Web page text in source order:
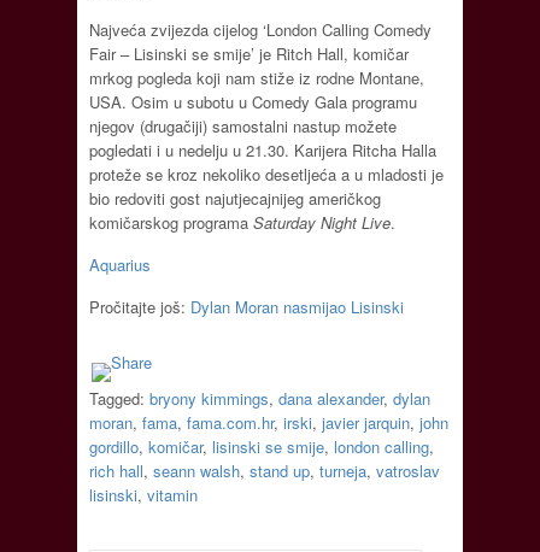
Najveća zvijezda cijelog ‘London Calling Comedy
Fair – Lisinski se smije’ je Ritch Hall, komičar
mrkog pogleda koji nam stiže iz rodne Montane,
USA. Osim u subotu u Comedy Gala programu
njegov (drugačiji) samostalni nastup možete
pogledati i u nedelju u 21.30. Karijera Ritcha Halla
proteže se kroz nekoliko desetljeća a u mladosti je
bio redoviti gost najutjecajnijeg američkog
komičarskog programa Saturday Night Live.
Aquarius
Pročitajte još: Dylan Moran nasmijao Lisinski
Tagged: bryony kimmings, dana alexander, dylan
moran, fama, fama.com.hr, irski, javier jarquin, john
gordillo, komičar, lisinski se smije, london calling,
rich hall, seann walsh, stand up, turneja, vatroslav
lisinski, vitamin